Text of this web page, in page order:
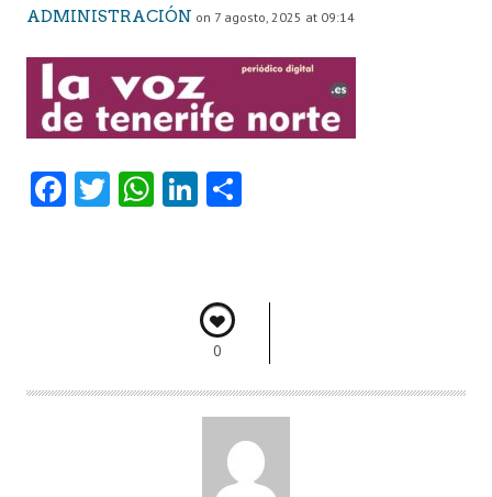
ADMINISTRACIÓN on 7 agosto, 2025 at 09:14
Fa T W Li
dI
n
pa
0